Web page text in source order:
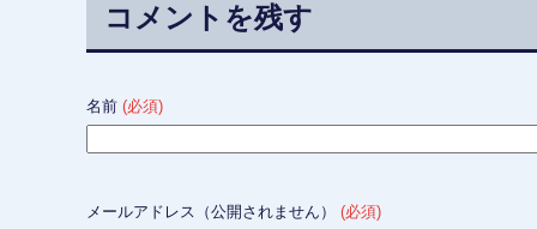
コメントを残す
名前 (必須)
メールアドレス（公開されません） (必須)